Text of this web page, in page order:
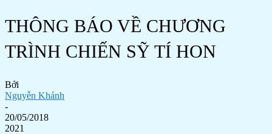
THÔNG BÁO VỀ CHƯƠNG
TRÌNH CHIẾN SỸ TÍ HON
Bởi
Nguyễn Khánh
-
20/05/2018
2021